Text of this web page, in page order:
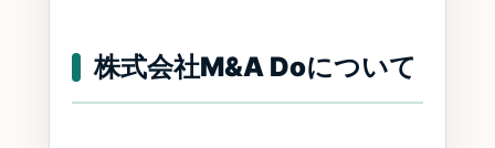
株式会社M&A Doについて